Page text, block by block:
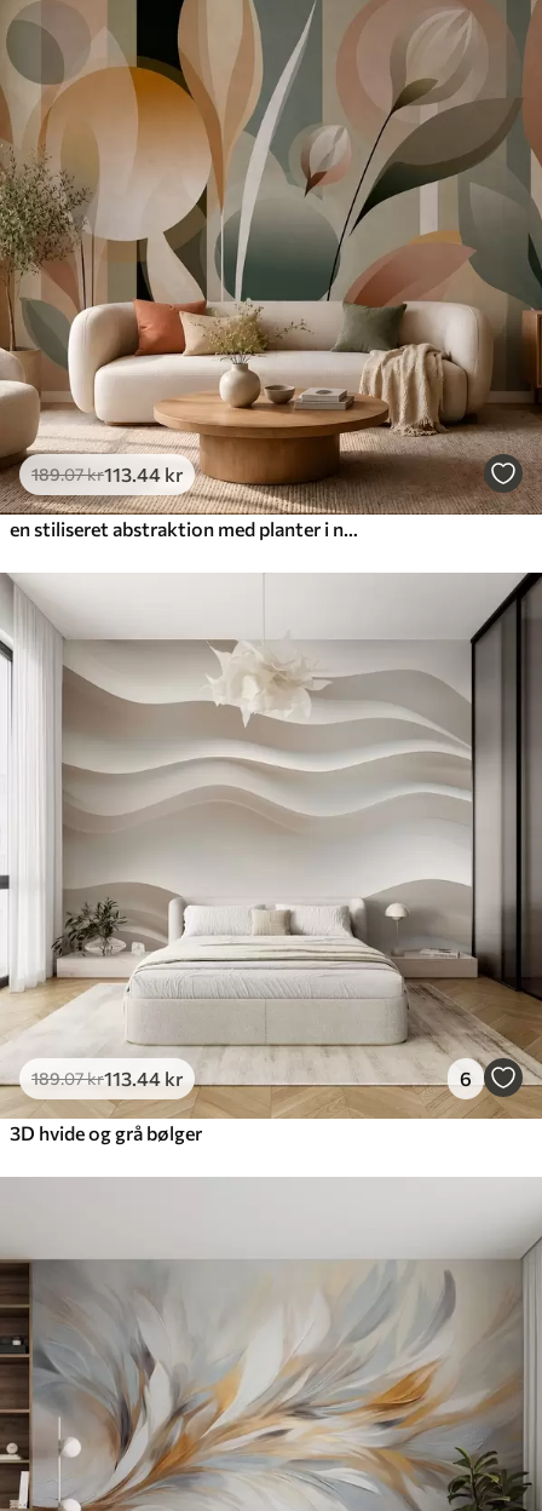
189.07kr113 .44 kr
189.07kr113 .44 kr 6
3D hvide og grå bølger